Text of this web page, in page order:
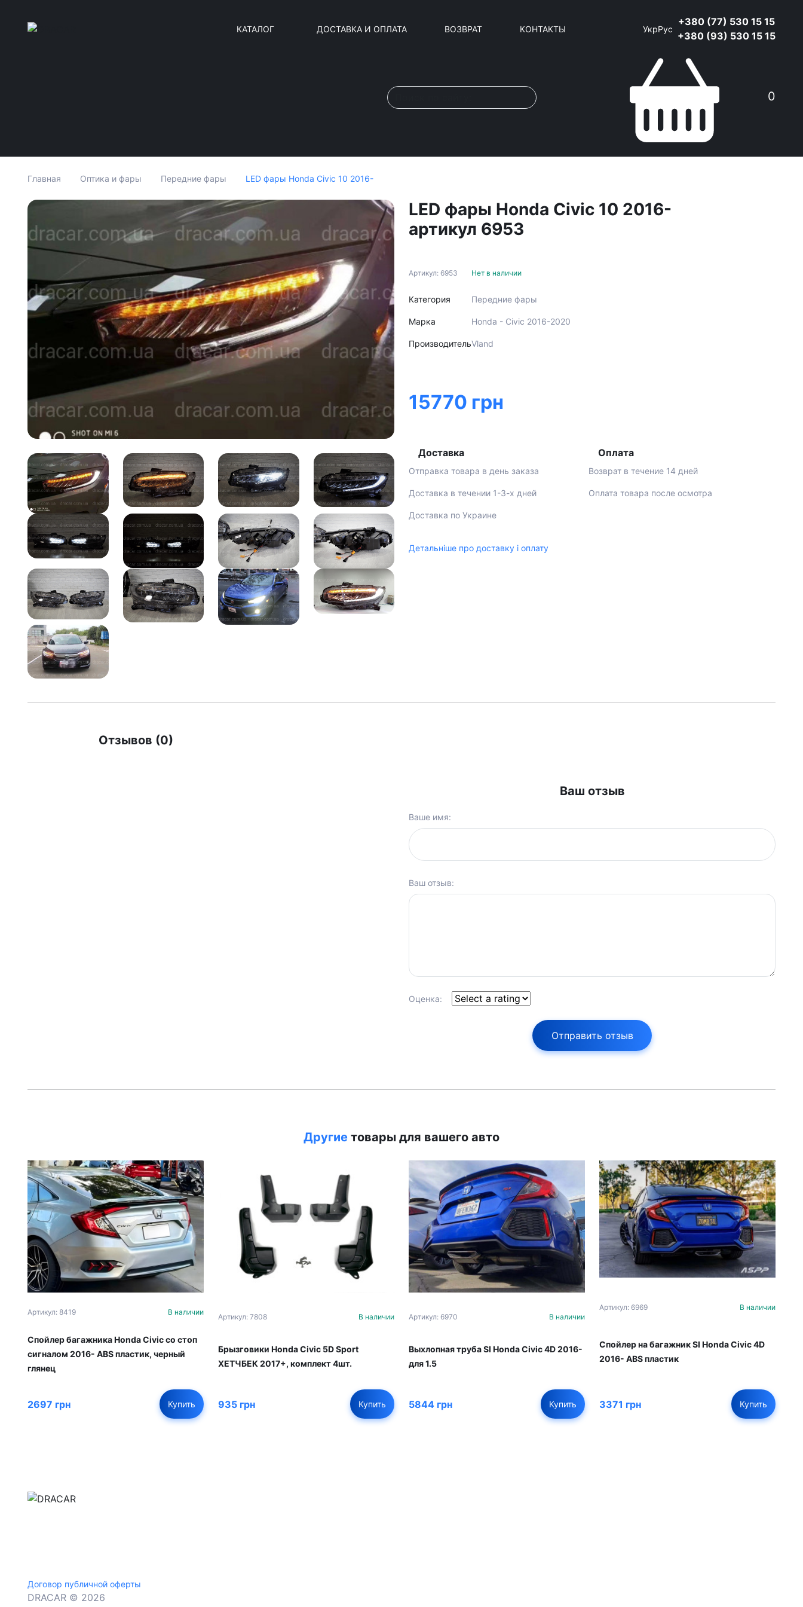
КАТАЛОГ ДОСТАВКА И ОПЛАТА ВОЗВРАТ КОНТАКТЫ УкрРус
+380 (77) 530 15 15
+380 (93) 530 15 15
0
Главная Оптика и фары Передние фары LED фары Honda Civic 10 2016-
LED фары Honda Civic 10 2016-
артикул 6953
Артикул: 6953
Категория
Марка
Производитель
Нет в наличии
Передние фары
Honda - Civic 2016-2020
Vland
15770 грн
Доставка
Отправка товара в день заказа
Доставка в течении 1-3-х дней
Доставка по Украине
Оплата
Возврат в течение 14 дней
Оплата товара после осмотра
Детальніше про доставку і оплату
Отзывов (0)
Ваш отзыв
Ваше имя:
Ваш отзыв:
Оценка:
Отправить отзыв
Другие товары для вашего авто
Артикул: 8419 В наличии
Спойлер багажника Honda Civic со стоп
сигналом 2016- ABS пластик, черный
глянец
2697 грн Купить
Артикул: 7808 В наличии
Брызговики Honda Civic 5D Sport
ХЕТЧБЕК 2017+, комплект 4шт.
935 грн Купить
Артикул: 6970 В наличии
Выхлопная труба SI Honda Civic 4D 2016-
для 1.5
5844 грн Купить
Артикул: 6969 В наличии
Спойлер на багажник SI Honda Civic 4D
2016- ABS пластик
3371 грн Купить
Договор публичной оферты
DRACAR © 2026